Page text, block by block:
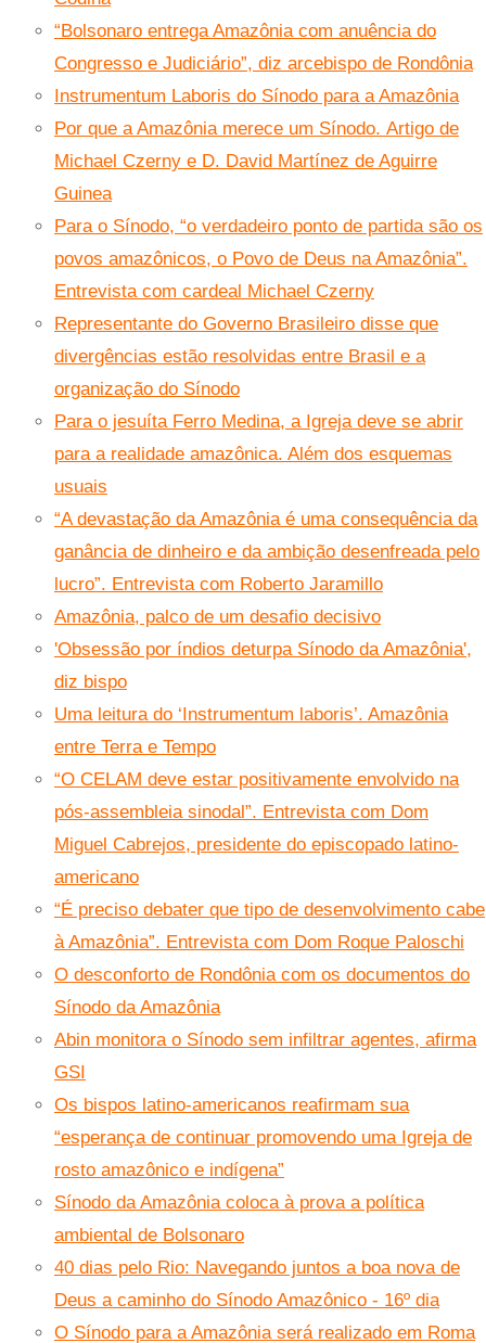
“Bolsonaro entrega Amazônia com anuência do
Congresso e Judiciário”, diz arcebispo de Rondônia
Instrumentum Laboris do Sínodo para a Amazônia
Por que a Amazônia merece um Sínodo. Artigo de
Michael Czerny e D. David Martínez de Aguirre
Guinea
Para o Sínodo, “o verdadeiro ponto de partida são os
povos amazônicos, o Povo de Deus na Amazônia”.
Entrevista com cardeal Michael Czerny
Representante do Governo Brasileiro disse que
divergências estão resolvidas entre Brasil e a
organização do Sínodo
Para o jesuíta Ferro Medina, a Igreja deve se abrir
para a realidade amazônica. Além dos esquemas
usuais
“A devastação da Amazônia é uma consequência da
ganância de dinheiro e da ambição desenfreada pelo
lucro”. Entrevista com Roberto Jaramillo
Amazônia, palco de um desafio decisivo
'Obsessão por índios deturpa Sínodo da Amazônia',
diz bispo
Uma leitura do ‘Instrumentum laboris’. Amazônia
entre Terra e Tempo
“O CELAM deve estar positivamente envolvido na
pós-assembleia sinodal”. Entrevista com Dom
Miguel Cabrejos, presidente do episcopado latino-
americano
“É preciso debater que tipo de desenvolvimento cabe
à Amazônia”. Entrevista com Dom Roque Paloschi
O desconforto de Rondônia com os documentos do
Sínodo da Amazônia
Abin monitora o Sínodo sem infiltrar agentes, afirma
GSI
Os bispos latino-americanos reafirmam sua
“esperança de continuar promovendo uma Igreja de
rosto amazônico e indígena”
Sínodo da Amazônia coloca à prova a política
ambiental de Bolsonaro
40 dias pelo Rio: Navegando juntos a boa nova de
Deus a caminho do Sínodo Amazônico - 16º dia
O Sínodo para a Amazônia será realizado em Roma